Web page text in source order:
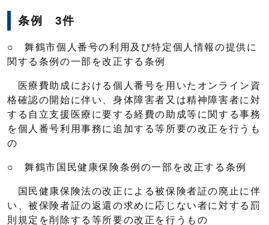
条例 3件
○ 舞鶴市個人番号の利用及び特定個人情報の提供に
関する条例の一部を改正する条例
医療費助成における個人番号を用いたオンライン資
格確認の開始に伴い、身体障害者又は精神障害者に対
する自立支援医療に要する経費の助成等に関する事務
を個人番号利用事務に追加する等所要の改正を行うも
の
○ 舞鶴市国民健康保険条例の一部を改正する条例
国民健康保険法の改正による被保険者証の廃止に伴
い、被保険者証の返還の求めに応じない者に対する罰
則規定を削除する等所要の改正を行うもの